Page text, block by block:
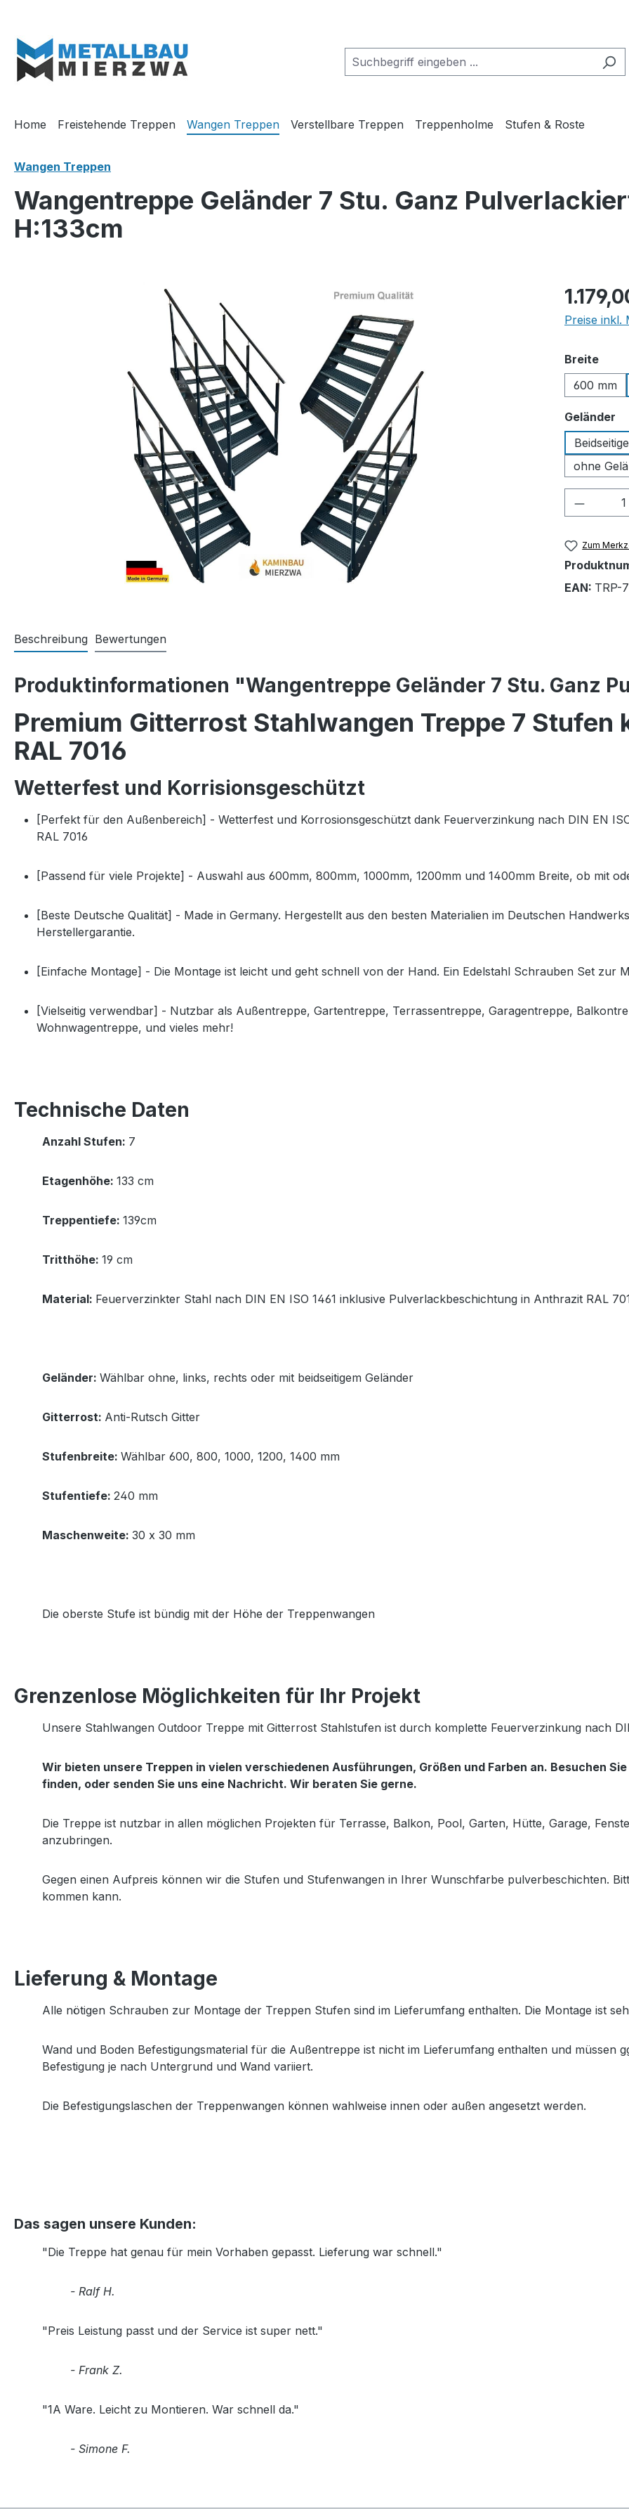
Home Freistehende Treppen Wangen Treppen Verstellbare Treppen Treppenholme Stufen & Roste
Wangen Treppen
Wangentreppe Geländer 7 Stu. Ganz
H:133cm
Regulärer
Preise inkl.
Breite
600 mm
Geländer
ohne
Zum
EAN: TRP-
Beschreibung Bewertungen
Produktinformationen "Wangentreppe Geländer 7 Stu. Ganz
Premium Gitterrost Stahlwangen Treppe 7
RAL 7016
Wetterfest und Korrisionsgeschützt
[Perfekt für den Außenbereich] - Wetterfest und Korrosionsgeschützt dank Feuerverzinkung nach DIN EN
RAL 7016
[Passend für viele Projekte] - Auswahl aus 600mm, 800mm, 1000mm, 1200mm und 1400mm Breite, ob mit
[Beste Deutsche Qualität] - Made in Germany. Hergestellt aus den besten Materialien im Deutschen
Herstellergarantie.
[Einfache Montage] - Die Montage ist leicht und geht schnell von der Hand. Ein Edelstahl Schrauben Set zur
[Vielseitig verwendbar] - Nutzbar als Außentreppe, Gartentreppe, Terrassentreppe, Garagentreppe,
Wohnwagentreppe, und vieles mehr!
Technische Daten
Anzahl Stufen: 7
Etagenhöhe: 133 cm
Treppentiefe: 139cm
Tritthöhe: 19 cm
Material: Feuerverzinkter Stahl nach DIN EN ISO 1461 inklusive Pulverlackbeschichtung in Anthrazit RAL
Geländer: Wählbar ohne, links, rechts oder mit beidseitigem Geländer
Gitterrost: Anti-Rutsch Gitter
Stufenbreite: Wählbar 600, 800, 1000, 1200, 1400 mm
Stufentiefe: 240 mm
Maschenweite: 30 x 30 mm
Die oberste Stufe ist bündig mit der Höhe der Treppenwangen
Grenzenlose Möglichkeiten für Ihr Projekt
Unsere Stahlwangen Outdoor Treppe mit Gitterrost Stahlstufen ist durch komplette Feuerverzinkung nach
Wir bieten unsere Treppen in vielen verschiedenen Ausführungen, Größen und Farben an. Besuchen
finden, oder senden Sie uns eine Nachricht. Wir beraten Sie gerne.
Die Treppe ist nutzbar in allen möglichen Projekten für Terrasse, Balkon, Pool, Garten, Hütte, Garage,
anzubringen.
Gegen einen Aufpreis können wir die Stufen und Stufenwangen in Ihrer Wunschfarbe pulverbeschichten.
kommen kann.
Lieferung & Montage
Alle nötigen Schrauben zur Montage der Treppen Stufen sind im Lieferumfang enthalten. Die Montage ist
Wand und Boden Befestigungsmaterial für die Außentreppe ist nicht im Lieferumfang enthalten und müssen
Befestigung je nach Untergrund und Wand variiert.
Die Befestigungslaschen der Treppenwangen können wahlweise innen oder außen angesetzt werden.
Das sagen unsere Kunden:
"Die Treppe hat genau für mein Vorhaben gepasst. Lieferung war schnell."
- Ralf H.
"Preis Leistung passt und der Service ist super nett."
- Frank Z.
"1A Ware. Leicht zu Montieren. War schnell da."
- Simone F.